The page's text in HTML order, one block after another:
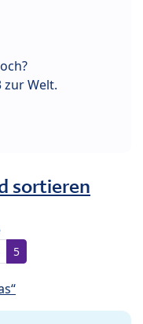
zur Welt.
sortieren
5